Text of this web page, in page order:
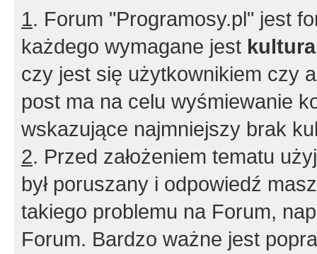
1. Forum "Programosy.pl" jest
każdego wymagane jest
czy jest się użytkownikiem czy
post ma na celu wyśmiewanie
wskazujące najmniejszy brak
2. Przed założeniem tematu
był poruszany i odpowiedź
takiego problemu na Forum,
Forum. Bardzo ważne jest